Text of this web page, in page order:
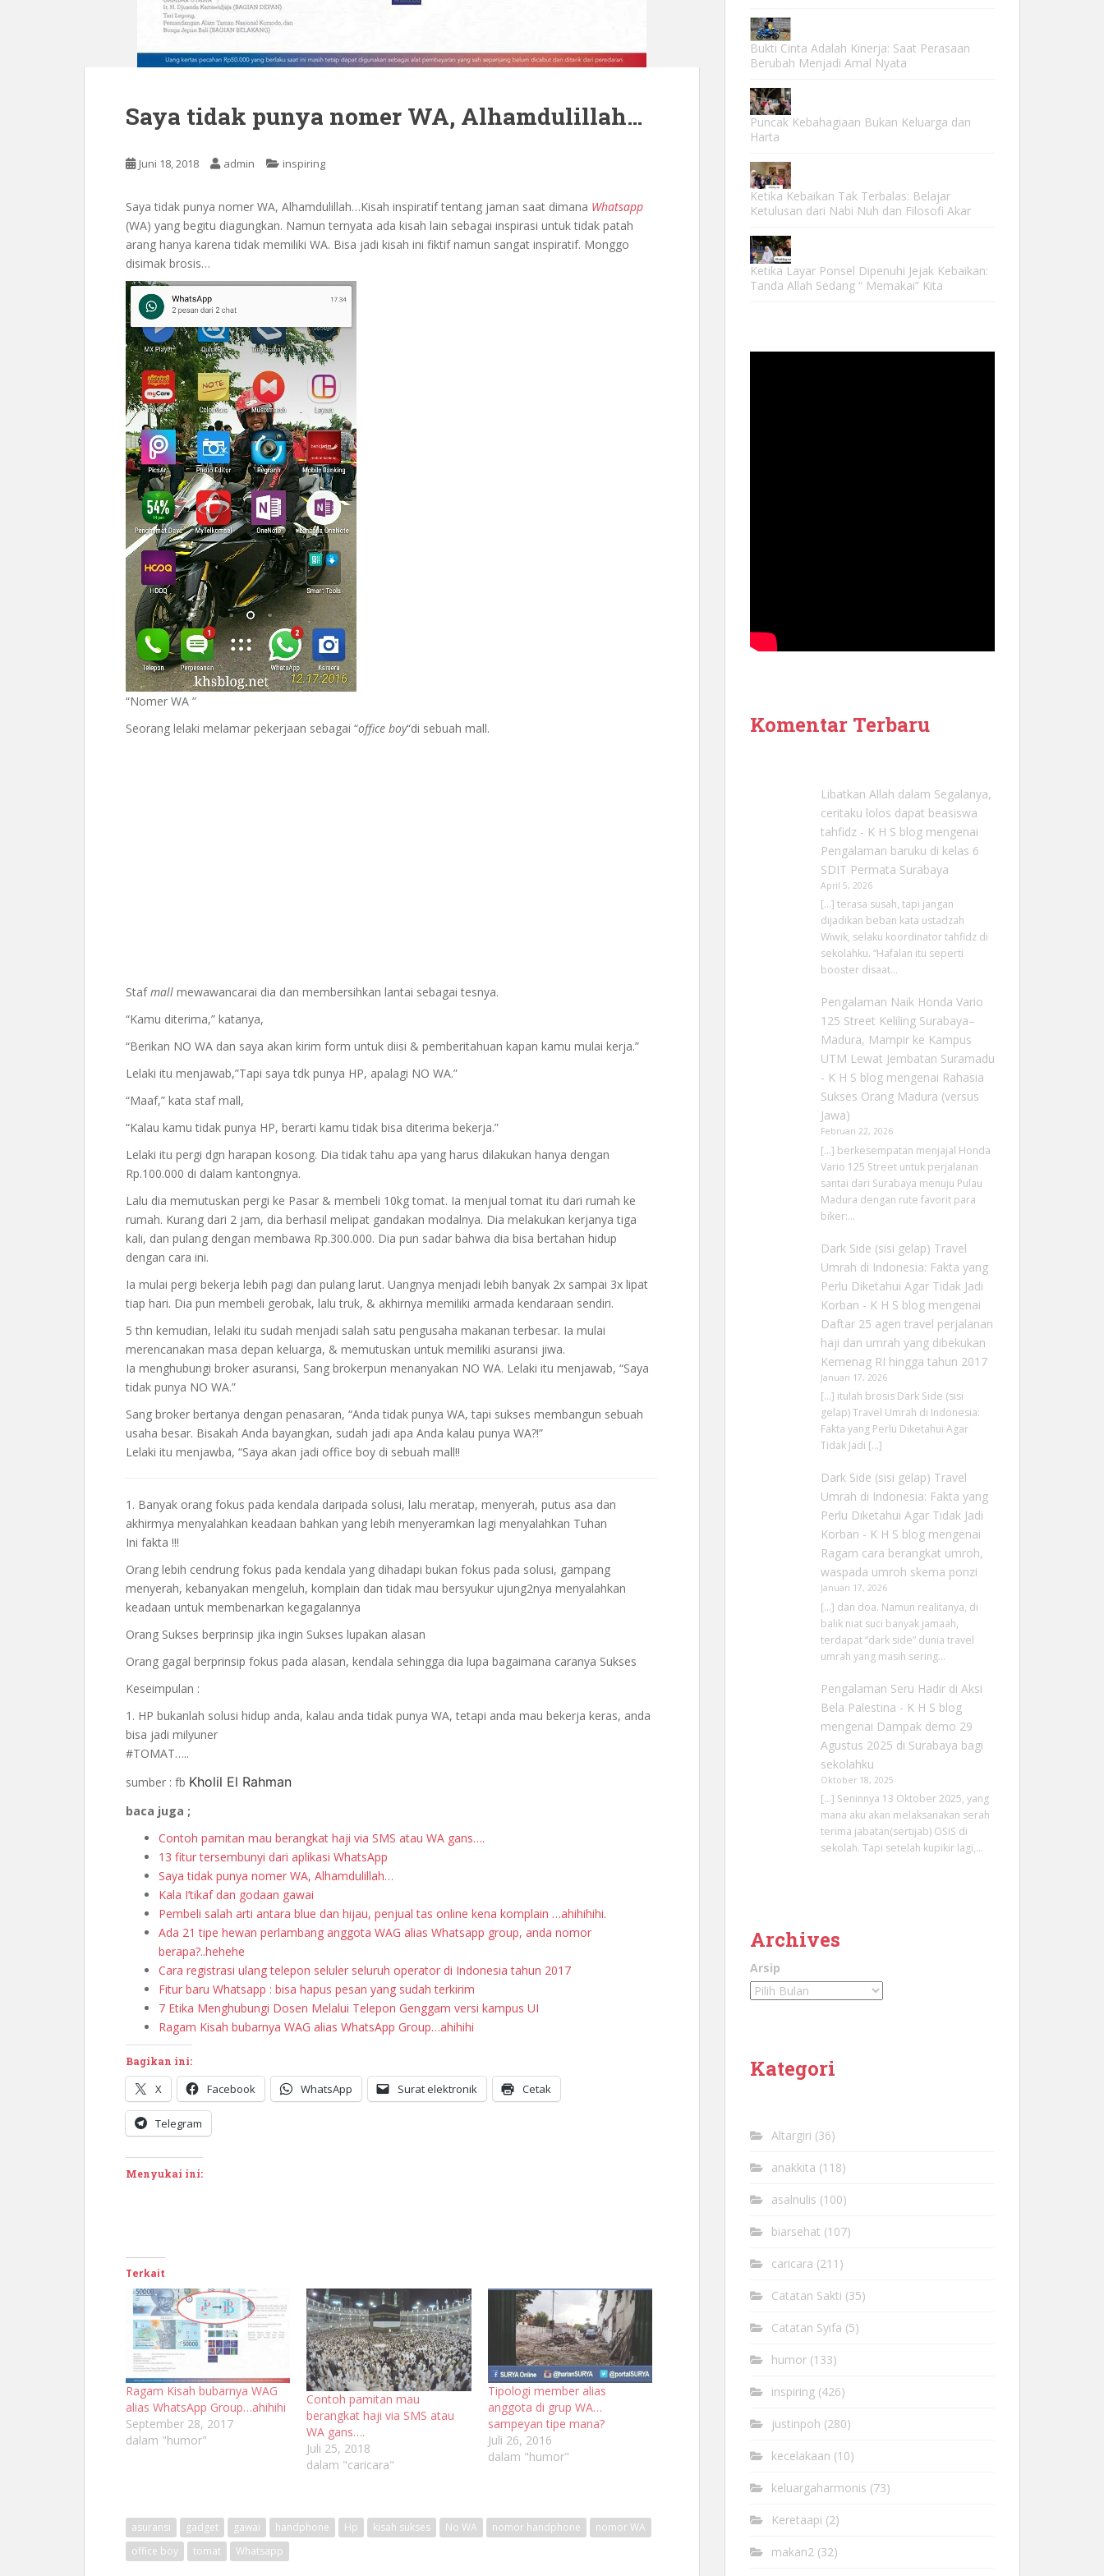
Saya tidak punya nomer WA, Alhamdulillah…
Juni 18, 2018 admin inspiring
Saya tidak punya nomer WA, Alhamdulillah…Kisah inspiratif tentang jaman saat dimana Whatsapp
(WA) yang begitu diagungkan. Namun ternyata ada kisah lain sebagai inspirasi untuk tidak patah
arang hanya karena tidak memiliki WA. Bisa jadi kisah ini fiktif namun sangat inspiratif. Monggo
disimak brosis…
“Nomer WA ”
Seorang lelaki melamar pekerjaan sebagai “office boy“di sebuah mall.
Stafmall mewawancarai dia dan membersihkan lantai sebagai tesnya.
“Kamu diterima,” katanya,
“Berikan NO WA dan saya akan kirim form untuk diisi & pemberitahuan kapan kamu mulai kerja.”
Lelaki itu menjawab,”Tapi saya tdk punya HP, apalagi NO WA.”
“Maaf,” kata staf mall,
“Kalau kamu tidak punya HP, berarti kamu tidak bisa diterima bekerja.”
Lelaki itu pergi dgn harapan kosong. Dia tidak tahu apa yang harus dilakukan hanya dengan
Rp.100.000 di dalam kantongnya.
Lalu dia memutuskan pergi ke Pasar & membeli 10kg tomat. Ia menjual tomat itu dari rumah ke
rumah. Kurang dari 2 jam, dia berhasil melipat gandakan modalnya. Dia melakukan kerjanya tiga
kali, dan pulang dengan membawa Rp.300.000. Dia pun sadar bahwa dia bisa bertahan hidup
dengan cara ini.
Ia mulai pergi bekerja lebih pagi dan pulang larut. Uangnya menjadi lebih banyak 2x sampai 3x lipat
tiap hari. Dia pun membeli gerobak, lalu truk, & akhirnya memiliki armada kendaraan sendiri.
5 thn kemudian, lelaki itu sudah menjadi salah satu pengusaha makanan terbesar. Ia mulai
merencanakan masa depan keluarga, & memutuskan untuk memiliki asuransi jiwa.
Ia menghubungi broker asuransi, Sang brokerpun menanyakan NO WA. Lelaki itu menjawab, “Saya
tidak punya NO WA.”
Sang broker bertanya dengan penasaran, “Anda tidak punya WA, tapi sukses membangun sebuah
usaha besar. Bisakah Anda bayangkan, sudah jadi apa Anda kalau punya WA?!”
Lelaki itu menjawba, “Saya akan jadi office boy di sebuah mall!!
1. Banyak orang fokus pada kendala daripada solusi, lalu meratap, menyerah, putus asa dan
akhirmya menyalahkan keadaan bahkan yang lebih menyeramkan lagi menyalahkan Tuhan
Ini fakta !!!
Orang lebih cendrung fokus pada kendala yang dihadapi bukan fokus pada solusi, gampang
menyerah, kebanyakan mengeluh, komplain dan tidak mau bersyukur ujung2nya menyalahkan
keadaan untuk membenarkan kegagalannya
Orang Sukses berprinsip jika ingin Sukses lupakan alasan
Orang gagal berprinsip fokus pada alasan, kendala sehingga dia lupa bagaimana caranya Sukses
Keseimpulan :
1. HP bukanlah solusi hidup anda, kalau anda tidak punya WA, tetapi anda mau bekerja keras, anda
bisa jadi milyuner
#TOMAT…..
sumber : fb Kholil El Rahman
baca juga ;
Contoh pamitan mau berangkat haji via SMS atau WA gans….
13 fitur tersembunyi dari aplikasi WhatsApp
Saya tidak punya nomer WA, Alhamdulillah…
Kala I’tikaf dan godaan gawai
Pembeli salah arti antara blue dan hijau, penjual tas online kena komplain …ahihihihi.
Ada 21 tipe hewan perlambang anggota WAG alias Whatsapp group, anda nomor
berapa?..hehehe
Cara registrasi ulang telepon seluler seluruh operator di Indonesia tahun 2017
Fitur baru Whatsapp : bisa hapus pesan yang sudah terkirim
7 Etika Menghubungi Dosen Melalui Telepon Genggam versi kampus UI
Ragam Kisah bubarnya WAG alias WhatsApp Group…ahihihi
Bagikan ini:
X Facebook WhatsApp Surat elektronik Cetak
Telegram
Menyukai ini:
Terkait
Ragam Kisah bubarnya WAG
alias WhatsApp Group…ahihihi
September 28, 2017
dalam "humor"
Contoh pamitan mau
berangkat haji via SMS atau
WA gans….
Juli 25, 2018
dalam "caricara"
Tipologi member alias
anggota di grup WA…
sampeyan tipe mana?
Juli 26, 2016
dalam "humor"
asuransi gadget gawai handphone Hp kisah sukses No WA nomor handphone
nomor WA
office boy
tomat Whatsapp
Bukti Cinta Adalah Kinerja: Saat Perasaan
Berubah Menjadi Amal Nyata
Puncak Kebahagiaan Bukan Keluarga dan
Harta
Ketika Kebaikan Tak Terbalas: Belajar
Ketulusan dari Nabi Nuh dan Filosofi Akar
Ketika Layar Ponsel Dipenuhi Jejak Kebaikan:
Tanda Allah Sedang “ Memakai” Kita
Komentar Terbaru
Libatkan Allah dalam Segalanya,
ceritaku lolos dapat beasiswa
tahfidz - K H S blogmengenai
Pengalaman baruku di kelas 6
SDIT Permata Surabaya
April 5, 2026
[…] terasa susah, tapi jangan
dijadikan beban kata ustadzah
Wiwik, selaku koordinator tahfidz di
sekolahku. “Hafalan itu seperti
booster disaat…
Pengalaman Naik Honda Vario
125 Street Keliling Surabaya–
Madura, Mampir ke Kampus
UTM Lewat Jembatan Suramadu
- K H S blogmengenai Rahasia
Sukses Orang Madura (versus
Jawa)
Februari 22, 2026
[…] berkesempatan menjajal Honda
Vario 125 Street untuk perjalanan
santai dari Surabaya menuju Pulau
Madura dengan rute favorit para
biker:…
Dark Side (sisi gelap) Travel
Umrah di Indonesia: Fakta yang
Perlu Diketahui Agar Tidak Jadi
Korban - K H S blogmengenai
Daftar 25 agen travel perjalanan
haji dan umrah yang dibekukan
Kemenag RI hingga tahun 2017
Januari 17, 2026
[…] itulah brosis Dark Side (sisi
gelap) Travel Umrah di Indonesia:
Fakta yang Perlu Diketahui Agar
Tidak Jadi […]
Dark Side (sisi gelap) Travel
Umrah di Indonesia: Fakta yang
Perlu Diketahui Agar Tidak Jadi
Korban - K H S blogmengenai
Ragam cara berangkat umroh,
waspada umroh skema ponzi
Januari 17, 2026
[…] dan doa. Namun realitanya, di
balik niat suci banyak jamaah,
terdapat “dark side” dunia travel
umrah yang masih sering…
Pengalaman Seru Hadir di Aksi
Bela Palestina - K H S blog
mengenai Dampak demo 29
Agustus 2025 di Surabaya bagi
sekolahku
Oktober 18, 2025
[…] Seninnya 13 Oktober 2025, yang
mana aku akan melaksanakan serah
terima jabatan(sertijab) OSIS di
sekolah. Tapi setelah kupikir lagi,…
Archives
Arsip
Kategori
Altargiri (36)
anakkita (118)
asalnulis (100)
biarsehat (107)
caricara (211)
Catatan Sakti (35)
Catatan Syifa (5)
humor (133)
inspiring (426)
justinpoh (280)
kecelakaan (10)
keluargaharmonis (73)
Keretaapi (2)
makan2 (32)